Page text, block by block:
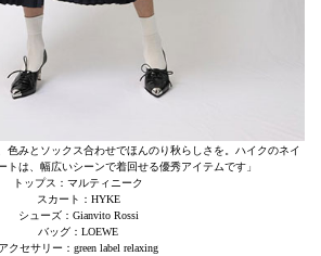
色みとソックス合わせでほんのり秋らしさを。ハイクのネイ
トは、幅広いシーンで着回せる優秀アイテムです」
トップス：マルティニーク
スカート：HYKE
シューズ：Gianvito Rossi
バッグ：LOEWE
アクセサリー：green label relaxing